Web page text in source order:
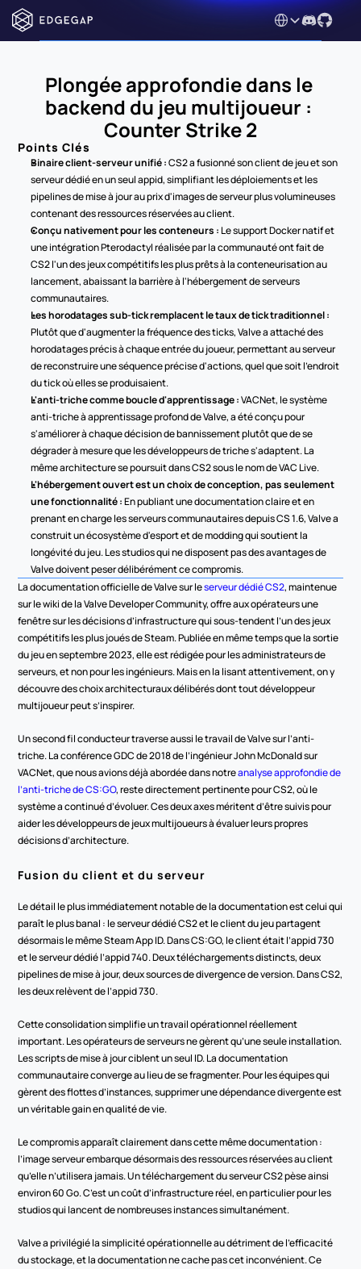
Select Language
Plongée approfondie dans le
backend du jeu multijoueur :
Counter Strike 2
Points Clés
Binaire client-serveur unifié : CS2 a fusionné son client de jeu et son
serveur dédié en un seul appid, simplifiant les déploiements et les
pipelines de mise à jour au prix d'images de serveur plus volumineuses
contenant des ressources réservées au client.
Conçu nativement pour les conteneurs : Le support Docker natif et
une intégration Pterodactyl réalisée par la communauté ont fait de
CS2 l'un des jeux compétitifs les plus prêts à la conteneurisation au
lancement, abaissant la barrière à l'hébergement de serveurs
communautaires.
Les horodatages sub-tick remplacent le taux de tick traditionnel :
Plutôt que d'augmenter la fréquence des ticks, Valve a attaché des
horodatages précis à chaque entrée du joueur, permettant au serveur
de reconstruire une séquence précise d'actions, quel que soit l'endroit
du tick où elles se produisaient.
L'anti-triche comme boucle d'apprentissage : VACNet, le système
anti-triche à apprentissage profond de Valve, a été conçu pour
s'améliorer à chaque décision de bannissement plutôt que de se
dégrader à mesure que les développeurs de triche s'adaptent. La
même architecture se poursuit dans CS2 sous le nom de VAC Live.
L'hébergement ouvert est un choix de conception, pas seulement
une fonctionnalité : En publiant une documentation claire et en
prenant en charge les serveurs communautaires depuis CS 1.6, Valve a
construit un écosystème d'esport et de modding qui soutient la
longévité du jeu. Les studios qui ne disposent pas des avantages de
Valve doivent peser délibérément ce compromis.
La documentation officielle de Valve sur le serveur dédié CS2, maintenue
sur le wiki de la Valve Developer Community, offre aux opérateurs une
fenêtre sur les décisions d’infrastructure qui sous-tendent l’un des jeux
compétitifs les plus joués de Steam. Publiée en même temps que la sortie
du jeu en septembre 2023, elle est rédigée pour les administrateurs de
serveurs, et non pour les ingénieurs. Mais en la lisant attentivement, on y
découvre des choix architecturaux délibérés dont tout développeur
multijoueur peut s’inspirer.
Un second fil conducteur traverse aussi le travail de Valve sur l’anti-
triche. La conférence GDC de 2018 de l’ingénieur John McDonald sur
VACNet, que nous avions déjà abordée dans notre analyse approfondie de
l’anti-triche de CS:GO, reste directement pertinente pour CS2, où le
système a continué d’évoluer. Ces deux axes méritent d’être suivis pour
aider les développeurs de jeux multijoueurs à évaluer leurs propres
décisions d’architecture.
Fusion du client et du serveur
Le détail le plus immédiatement notable de la documentation est celui qui
paraît le plus banal : le serveur dédié CS2 et le client du jeu partagent
désormais le même Steam App ID. Dans CS:GO, le client était l’appid 730
et le serveur dédié l’appid 740. Deux téléchargements distincts, deux
pipelines de mise à jour, deux sources de divergence de version. Dans CS2,
les deux relèvent de l’appid 730.
Cette consolidation simplifie un travail opérationnel réellement
important. Les opérateurs de serveurs ne gèrent qu’une seule installation.
Les scripts de mise à jour ciblent un seul ID. La documentation
communautaire converge au lieu de se fragmenter. Pour les équipes qui
gèrent des flottes d’instances, supprimer une dépendance divergente est
un véritable gain en qualité de vie.
Le compromis apparaît clairement dans cette même documentation :
l’image serveur embarque désormais des ressources réservées au client
qu’elle n’utilisera jamais. Un téléchargement du serveur CS2 pèse ainsi
environ 60 Go. C’est un coût d’infrastructure réel, en particulier pour les
studios qui lancent de nombreuses instances simultanément.
Valve a privilégié la simplicité opérationnelle au détriment de l’efficacité
du stockage, et la documentation ne cache pas cet inconvénient. Ce